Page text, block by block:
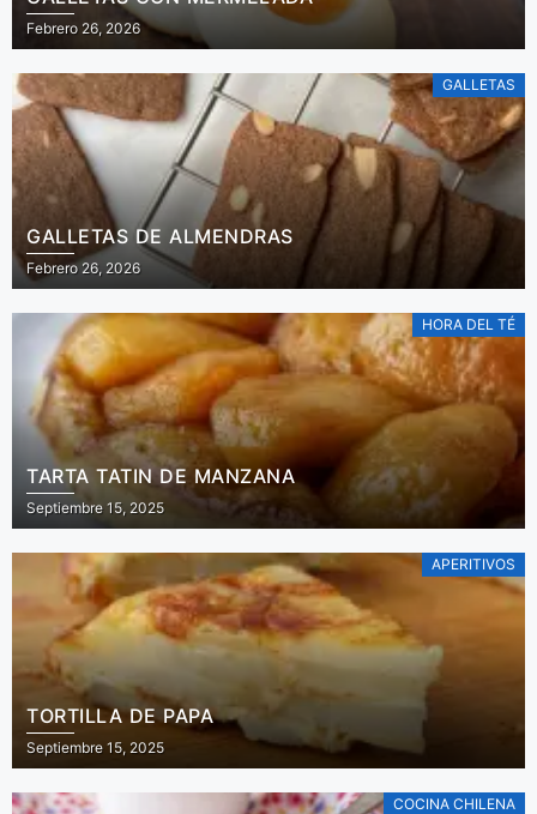
Febrero 26, 2026
GALLETAS
GALLETAS DE ALMENDRAS
Febrero 26, 2026
HORA DEL TÉ
TARTA TATIN DE MANZANA
Septiembre 15, 2025
APERITIVOS
TORTILLA DE PAPA
Septiembre 15, 2025
COCINA CHILENA